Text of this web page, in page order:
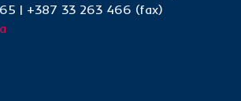
| +387 33 263 466 (fax)